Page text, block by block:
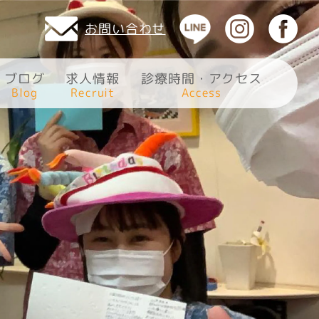
お問い合わせ
ブログ 求人情報 診療時間・アクセス